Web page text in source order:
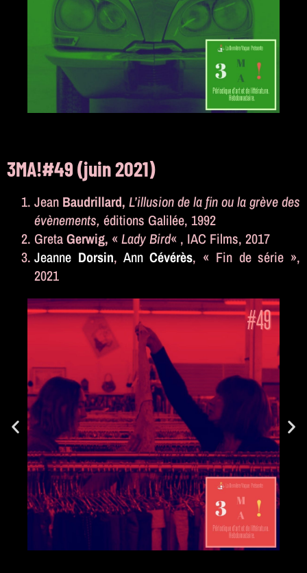
3MA!#49 (juin 2021)
Jean Baudrillard, L’illusion de la fin ou la grève des
évènements, éditions Galilée, 1992
GretaGerwig, «Lady Bird« , IAC Films, 2017
Jeanne Dorsin, AnnCévérès, « Fin de série »,
2021